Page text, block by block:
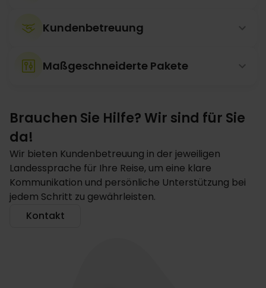
Kundenbetreuung
Maßgeschneiderte Pakete
Brauchen Sie Hilfe? Wir sind für Sie
da!
Wir bieten Kundenbetreuung in der jeweiligen
Landessprache für Ihre Reise, um eine klare
Kommunikation und persönliche Unterstützung bei
jedem Schritt zu gewährleisten.
Kontakt